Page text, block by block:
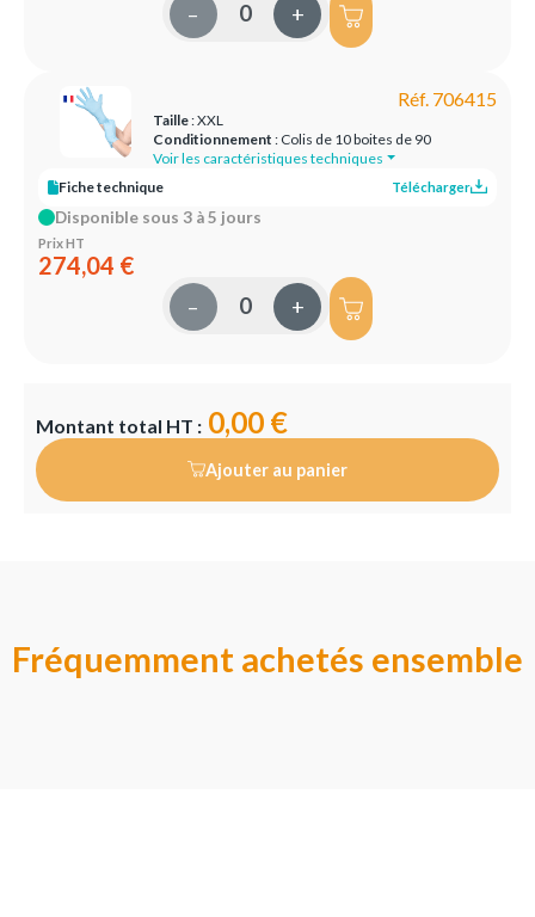
– +
Réf. 706415
Taille: XXL
Conditionnement : Colis de 10 boites de 90
Voir les caractéristiques techniques
Fiche technique
Télécharger
Disponible sous 3 à 5 jours
Prix HT
274,04 €
– +
Montant total HT : 0,00 €
Ajouter au panier
Fréquemment achetés ensemble